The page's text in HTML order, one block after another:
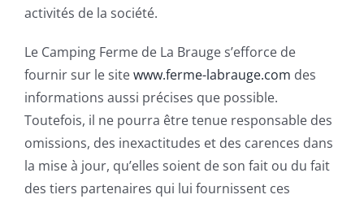
activités de la société.
Le Camping Ferme de La Brauge s’efforce de
fournir sur le sitewww.ferme-labrauge.com des
informations aussi précises que possible.
Toutefois, il ne pourra être tenue responsable des
omissions, des inexactitudes et des carences dans
la mise à jour, qu’elles soient de son fait ou du fait
des tiers partenaires qui lui fournissent ces